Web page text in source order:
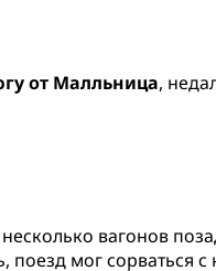
от Малльница,
вагонов
мог сорваться с